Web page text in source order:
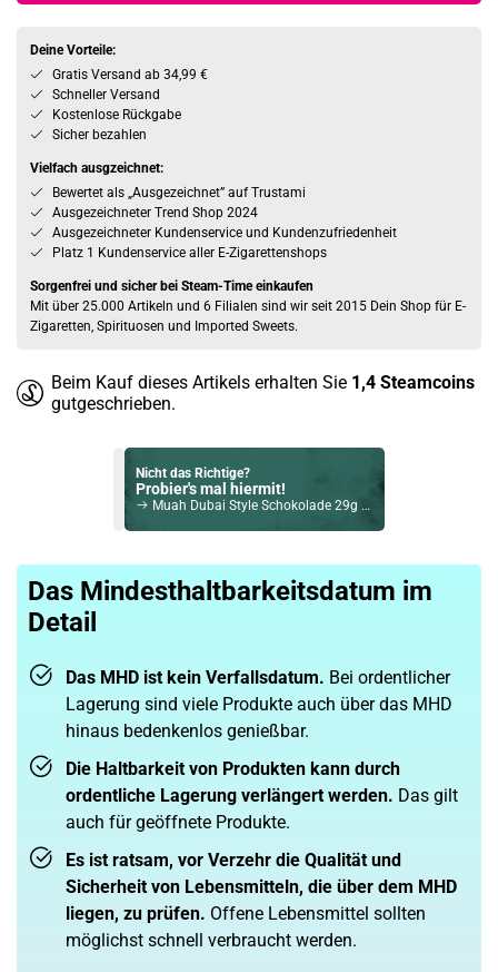
Deine Vorteile:
Gratis Versand ab 34,99 €
Schneller Versand
Kostenlose Rückgabe
Sicher bezahlen
Vielfach ausgzeichnet:
Bewertet als „Ausgezeichnet” auf Trustami
Ausgezeichneter Trend Shop 2024
Ausgezeichneter Kundenservice und Kundenzufriedenheit
Platz 1 Kundenservice aller E-Zigarettenshops
Sorgenfrei und sicher bei Steam-Time einkaufen
Mit über 25.000 Artikeln und 6 Filialen sind wir seit 2015 Dein Shop für E-
Zigaretten, Spirituosen und Imported Sweets.
Beim Kauf dieses Artikels erhalten Sie 1,4 Steamcoins
gutgeschrieben.
Nicht das Richtige?
Probier's mal hiermit!
Muah Dubai Style Schokolade 29g MHD 15-11-2025
Hot Blood Lemonade Gazoz by Mero 330ml
Teslacigs Q 2,0ml 900mAh Pod System Kit Silber
Das Mindesthaltbarkeitsdatum im
Detail
Das MHD ist kein Verfallsdatum. Bei ordentlicher
Lagerung sind viele Produkte auch über das MHD
hinaus bedenkenlos genießbar.
Die Haltbarkeit von Produkten kann durch
ordentliche Lagerung verlängert werden. Das gilt
auch für geöffnete Produkte.
Es ist ratsam, vor Verzehr die Qualität und
Sicherheit von Lebensmitteln, die über dem MHD
liegen, zu prüfen. Offene Lebensmittel sollten
möglichst schnell verbraucht werden.